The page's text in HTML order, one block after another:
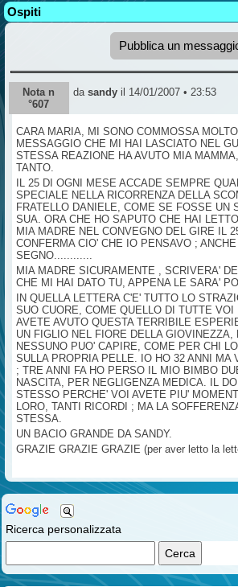
Ricerca personalizzata
Ospiti
Pubblica un
Nota n
°607
da sandyil 14/01/2007 • 23:53
CARA MARIA, MI SONO COMMOSSA
MESSAGGIO CHE MI HAI LASCIATO NEL
STESSA REAZIONE HA AVUTO MIA
TANTO.
IL 25 DI OGNI MESE ACCADE SEMPRE
SPECIALE NELLA RICORRENZA DELLA
FRATELLO DANIELE, COME SE FOSSE UN
SUA. ORA CHE HO SAPUTO CHE HAI
MIA MADRE NEL CONVEGNO DEL GIRE IL
CONFERMA CIO' CHE IO PENSAVO ;
SEGNO............
MIA MADRE SICURAMENTE , SCRIVERA'
CHE MI HAI DATO TU, APPENA LE SARA'
IN QUELLA LETTERA C'E' TUTTO LO
SUO CUORE, COME QUELLO DI TUTTE VOI
AVETE AVUTO QUESTA TERRIBILE
UN FIGLIO NEL FIORE DELLA GIOVINEZZA,
NESSUNO PUO' CAPIRE, COME PER CHI
SULLA PROPRIA PELLE. IO HO 32 ANNI MA
; TRE ANNI FA HO PERSO IL MIO BIMBO
NASCITA, PER NEGLIGENZA MEDICA. IL
STESSO PERCHE' VOI AVETE PIU'
LORO, TANTI RICORDI ; MA LA
STESSA.
UN BACIO GRANDE DA SANDY.
GRAZIE GRAZIE GRAZIE (per aver letto la